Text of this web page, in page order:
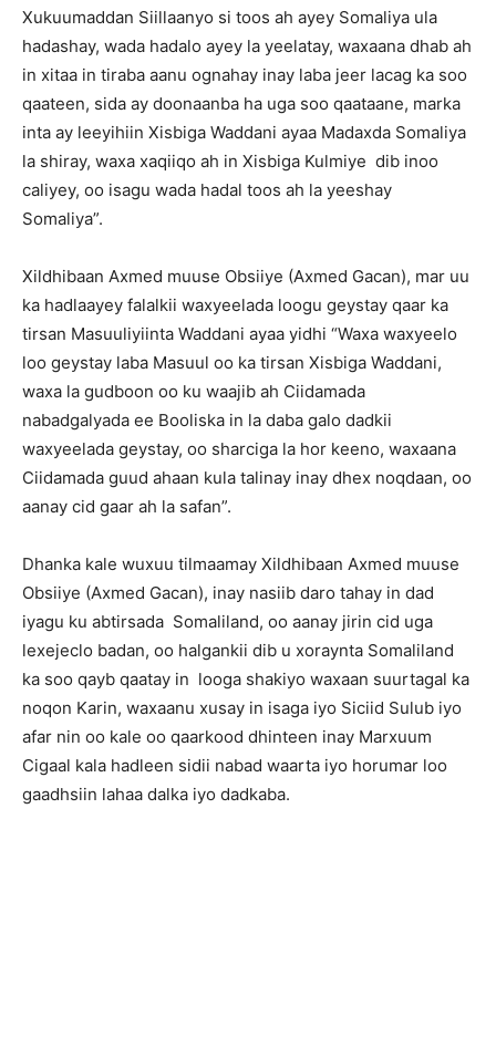
Xukuumaddan Siillaanyo si toos ah ayey Somaliya ula
hadashay, wada hadalo ayey la yeelatay, waxaana dhab ah
in xitaa in tiraba aanu ognahay inay laba jeer lacag ka soo
qaateen, sida ay doonaanba ha uga soo qaataane, marka
inta ay leeyihiin Xisbiga Waddani ayaa Madaxda Somaliya
la shiray, waxa xaqiiqo ah in Xisbiga Kulmiye dib inoo
caliyey, oo isagu wada hadal toos ah la yeeshay
Somaliya”.
Xildhibaan Axmed muuse Obsiiye (Axmed Gacan), mar uu
ka hadlaayey falalkii waxyeelada loogu geystay qaar ka
tirsan Masuuliyiinta Waddani ayaa yidhi “Waxa waxyeelo
loo geystay laba Masuul oo ka tirsan Xisbiga Waddani,
waxa la gudboon oo ku waajib ah Ciidamada
nabadgalyada ee Booliska in la daba galo dadkii
waxyeelada geystay, oo sharciga la hor keeno, waxaana
Ciidamada guud ahaan kula talinay inay dhex noqdaan, oo
aanay cid gaar ah la safan”.
Dhanka kale wuxuu tilmaamay Xildhibaan Axmed muuse
Obsiiye (Axmed Gacan), inay nasiib daro tahay in dad
iyagu ku abtirsada Somaliland, oo aanay jirin cid uga
lexejeclo badan, oo halgankii dib u xoraynta Somaliland
ka soo qayb qaatay in looga shakiyo waxaan suurtagal ka
noqon Karin, waxaanu xusay in isaga iyo Siciid Sulub iyo
afar nin oo kale oo qaarkood dhinteen inay Marxuum
Cigaal kala hadleen sidii nabad waarta iyo horumar loo
gaadhsiin lahaa dalka iyo dadkaba.